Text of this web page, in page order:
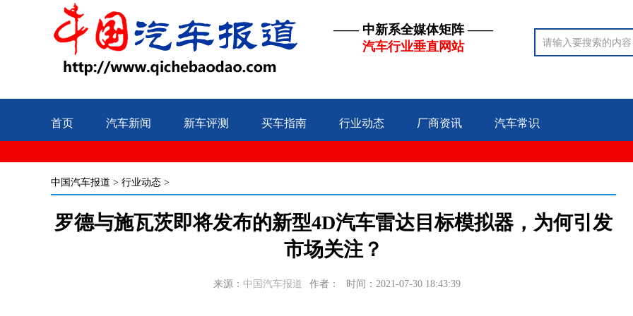
—— 中新系全媒体矩阵 ——
汽车行业垂直网站
首页 汽车新闻 新车评测 买车指南 行业动态 厂商资讯 汽车常识
中国汽车报道 > 行业动态 >
罗德与施瓦茨即将发布的新型4D汽车雷达目标模拟器，为何引发
市场关注？
来源： 中国汽车报道 作者： 时间：2021-07-30 18:43:39